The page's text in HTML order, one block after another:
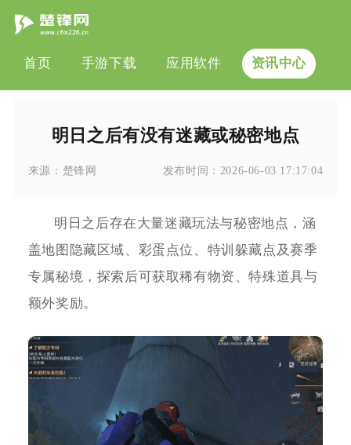
首页 手游下载 应用软件 资讯中心
明日之后有没有迷藏或秘密地点
来源： 楚锋网 发布时间： 2026-06-03 17:17:04
明日之后存在大量迷藏玩法与秘密地点，涵
盖地图隐藏区域、彩蛋点位、特训躲藏点及赛季
专属秘境，探索后可获取稀有物资、特殊道具与
额外奖励。